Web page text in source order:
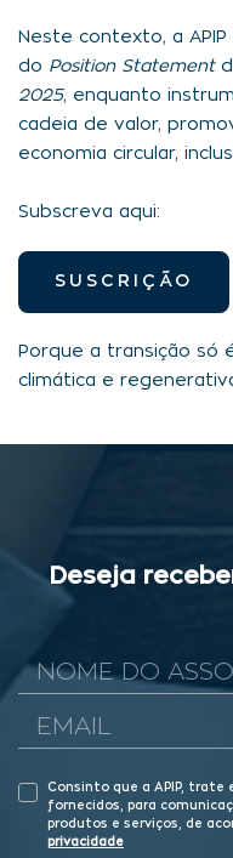
Neste contexto, a
do Position Statement
2025, enquanto
cadeia de valor,
economia circular,
Subscreva aqui:
SUSCRIÇÃO
Porque a transição só
climática e
Deseja
Consinto que a APIP, trate
fornecidos, para
produtos e serviços, de
privacidade